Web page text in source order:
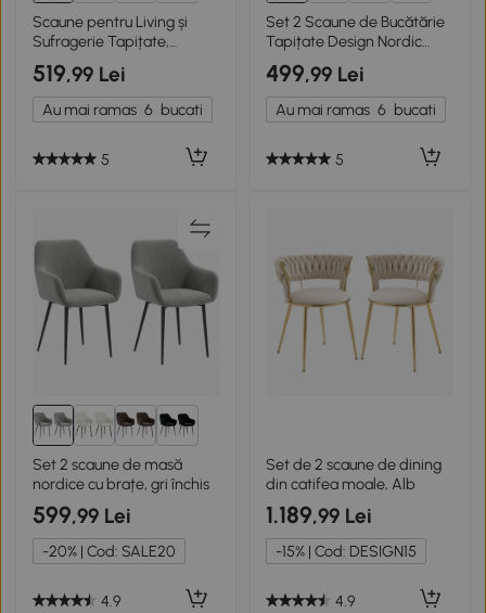
Scaune pentru Living și
Sufragerie Tapițate,
Material Textil Verde
Deschis
519,99 Lei
Au mai ramas 6 bucati
5
Set 2 Scaune de Bucătărie
Tapițate Design Nordic
Galben și Negru
499,99 Lei
Au mai ramas 6 bucati
5
1+
Set 2 scaune de masă
nordice cu brațe, gri închis
599,99 Lei
-20% | Cod: SALE20
4.9
Set de 2 scaune de dining
din catifea moale, Alb
1.189,99 Lei
-15% | Cod: DESIGN15
4.9